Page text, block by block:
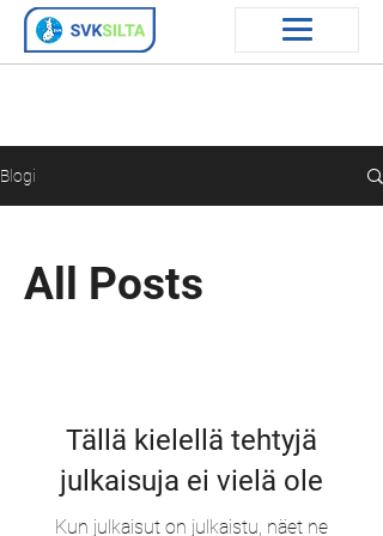
Blogi
All Posts
Tällä kielellä tehtyjä
julkaisuja ei vielä ole
Kun julkaisut on julkaistu, näet ne